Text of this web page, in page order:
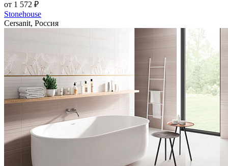
от 1 572 ₽
Stonehouse
Cersanit, Россия